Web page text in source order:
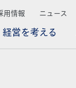
経営を考える
用情報 ニュース